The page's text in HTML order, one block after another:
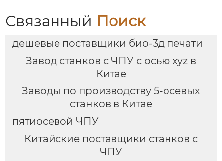
Связанный Поиск
дешевые поставщики био-3д печати
Завод станков с ЧПУ с осью xyz в
Китае
Заводы по производству 5-осевых
станков в Китае
пятиосевой ЧПУ
Китайские поставщики станков с
ЧПУ